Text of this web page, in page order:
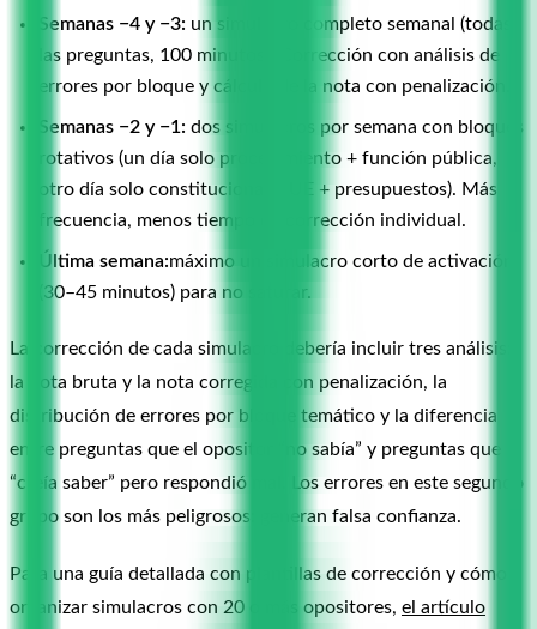
Semanas −4 y −3: un simulacro completo semanal (todas
las preguntas, 100 minutos). Corrección con análisis de
errores por bloque y cálculo de la nota con penalización.
Semanas −2 y −1: dos simulacros por semana con bloques
rotativos (un día solo procedimiento + función pública,
otro día solo constitucional + UE + presupuestos). Más
frecuencia, menos tiempo de corrección individual.
Última semana:máximo un simulacro corto de activación
(30–45 minutos) para no saturar.
La corrección de cada simulacro debería incluir tres análisis:
la nota bruta y la nota corregida con penalización, la
distribución de errores por bloque temático y la diferencia
entre preguntas que el opositor “no sabía” y preguntas que
“creía saber” pero respondió mal. Los errores en este segundo
grupo son los más peligrosos: generan falsa confianza.
Para una guía detallada con plantillas de corrección y cómo
organizar simulacros con 20 o más opositores, el artículo